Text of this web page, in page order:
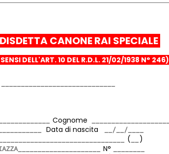
DISDETTA CANONE RAI SPECIALE
DELL'ART. 10 DEL R.D.L. 21/02/1938 N° 246)
Cognome
Data di nascita
(
)
N°